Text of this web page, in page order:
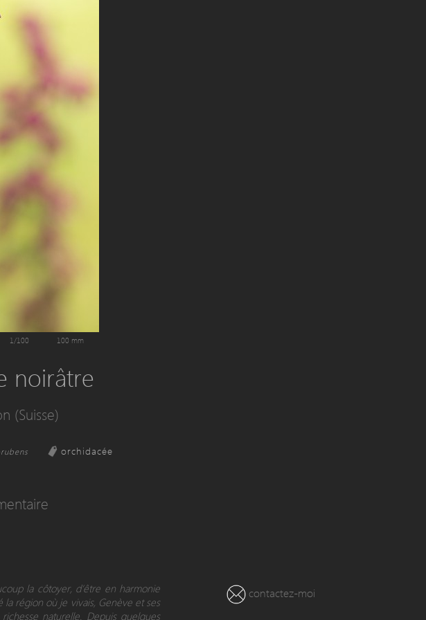
1/100 100 mm
noirâtre
(Suisse)
orchidacée
la côtoyer, d’être en harmonie
la région où je vivais, Genève et ses
naturelle. Depuis quelques
contactez-moi